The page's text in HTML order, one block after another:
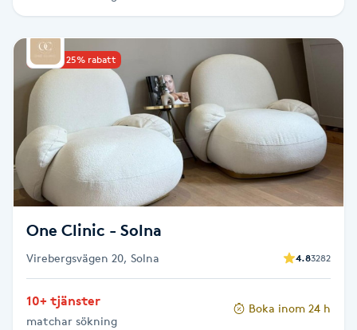
Torrborstning
Triggerpunktsmassage
Trådning
Träning
Vaccination
Vampyrbehandling
Upp till 25% rabatt
One Clinic - Solna
Virebergsvägen 20, Solna 4.83282
10+ tjänster
matchar sökning
Boka inom 24 h